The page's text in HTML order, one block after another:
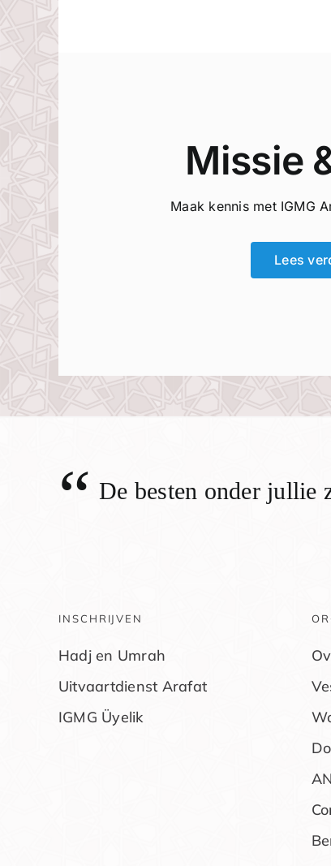
Missie
Maak kennis met IGMG
Lees
“ De besten onder jullie
INSCHRIJVEN
Hadj en Umrah
Uitvaartdienst Arafat
IGMG Üyelik